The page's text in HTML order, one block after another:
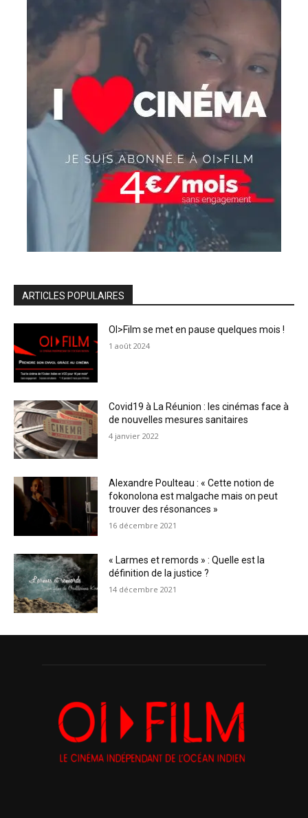
ARTICLES POPULAIRES
OI>Film se met en pause quelques mois !
1 août 2024
Covid19 à La Réunion : les cinémas face à
de nouvelles mesures sanitaires
4 janvier 2022
Alexandre Poulteau : « Cette notion de
fokonolona est malgache mais on peut
trouver des résonances »
16 décembre 2021
« Larmes et remords » : Quelle est la
définition de la justice ?
14 décembre 2021